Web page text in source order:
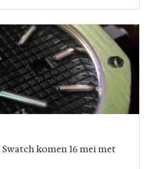
komen 16 mei met